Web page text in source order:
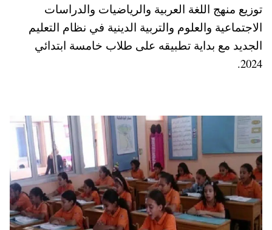
توزيع منهج اللغة العربية والرياضيات والدراسات
الاجتماعية والعلوم والتربية الدينية في نظام التعليم
الجديد مع بداية تطبيقه على طلاب خامسة ابتدائي
2024.